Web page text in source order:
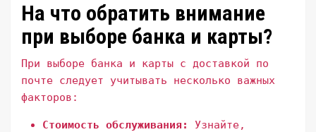
На что обратить внимание
при выборе банка и карты?
При выборе банка и карты с доставкой по
почте следует учитывать несколько важных
факторов:
Стоимость обслуживания:
Узнайте,